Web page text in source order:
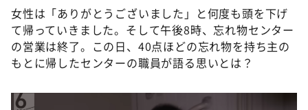
女性は「ありがとうございました」と何度も頭を下げ
て帰っていきました。そして午後8時、忘れ物センター
の営業は終了。この日、40点ほどの忘れ物を持ち主の
もとに帰したセンターの職員が語る思いとは？